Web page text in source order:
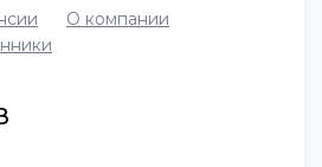
О компании